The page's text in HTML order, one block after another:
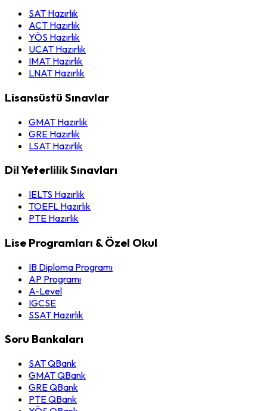
SAT Hazırlık
ACT Hazırlık
YÖS Hazırlık
UCAT Hazırlık
IMAT Hazırlık
LNAT Hazırlık
Lisansüstü Sınavlar
GMAT Hazırlık
GRE Hazırlık
LSAT Hazırlık
Dil Yeterlilik Sınavları
IELTS Hazırlık
TOEFL Hazırlık
PTE Hazırlık
Lise Programları & Özel Okul
IB Diploma Programı
AP Programı
A-Level
IGCSE
SSAT Hazırlık
Soru Bankaları
SAT QBank
GMAT QBank
GRE QBank
PTE QBank